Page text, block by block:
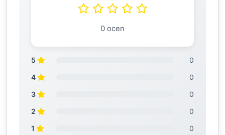
0 ocen
5
0
4
0
3
0
2
0
1
0